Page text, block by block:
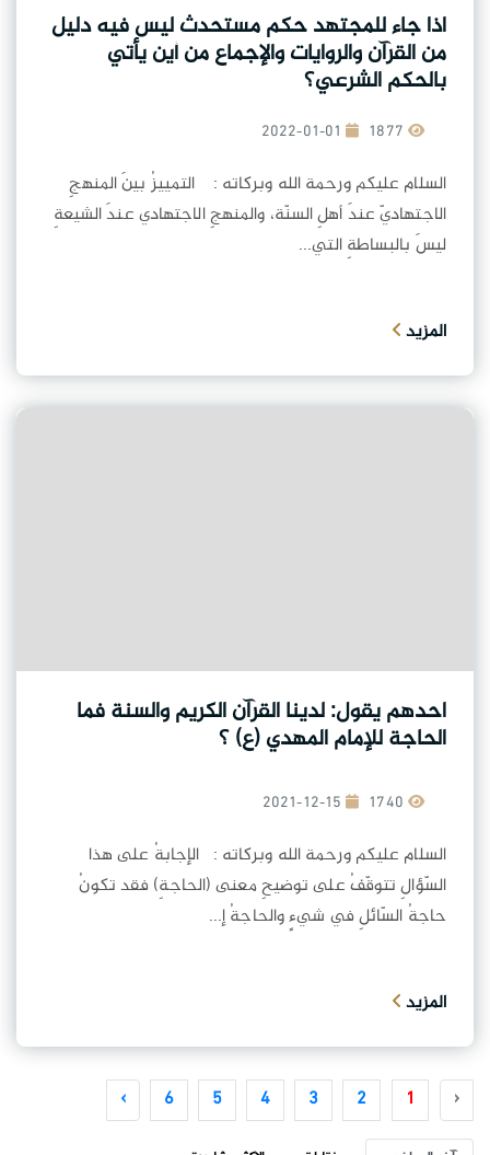
اذا جاء للمجتهد حكم مستحدث ليس فيه دليل
من القرآن والروايات والإجماع من أين يأتي
بالحكم الشرعي؟
2022-01-01
السلام عليكم ورحمة الله وبركاته : التمييزُ بينَ المنهجِ
الاجتهاديّ عندَ أهلِ السنّة، والمنهجِ الاجتهادي عندَ الشيعةِ
ليسَ بالبساطةِ التي...
المزيد
احدهم يقول: لدينا القرآن الكريم والسنة فما
الحاجة للإمام المهدي (ع) ؟
2021-12-15
السلام عليكم ورحمة الله وبركاته : الإجابةُ على هذا
السّؤالِ تتوقّفُ على توضيحِ معنى (الحاجةِ) فقد تكونُ
حاجةُ السّائلِ في شيءٍ والحاجةُ إ...
المزيد
‹
1
2
3
4
5
6
›